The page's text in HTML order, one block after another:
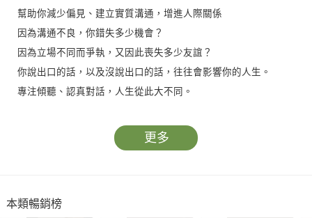
幫助你減少偏見、建立實質溝通，增進人際關係
因為溝通不良，你錯失多少機會？
因為立場不同而爭執，又因此喪失多少友誼？
你說出口的話，以及沒說出口的話，往往會影響你的人生。
專注傾聽、認真對話，人生從此大不同。
每個人都有說錯話的經驗，你可能想要安慰朋友，說出看似為對
是因為沒有抱持同理心，專注傾聽對方說的話。
更多
本類暢銷榜